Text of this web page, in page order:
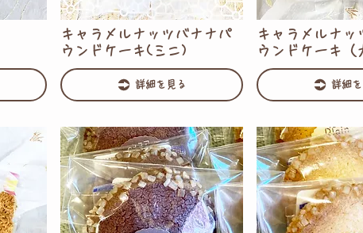
キャラメルナッツバナナパ
ウンドケーキ(ミニ)
詳細を見る
キャラメルナッ
ウンドケーキ（
詳細